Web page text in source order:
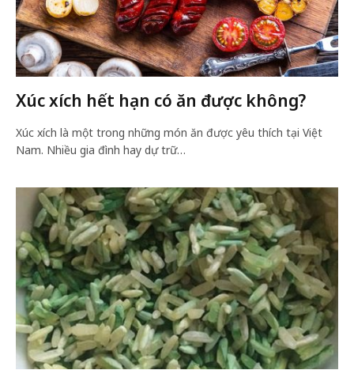
Xúc xích hết hạn có ăn được không?
Xúc xích là một trong những món ăn được yêu thích tại Việt
Nam. Nhiều gia đình hay dự trữ…